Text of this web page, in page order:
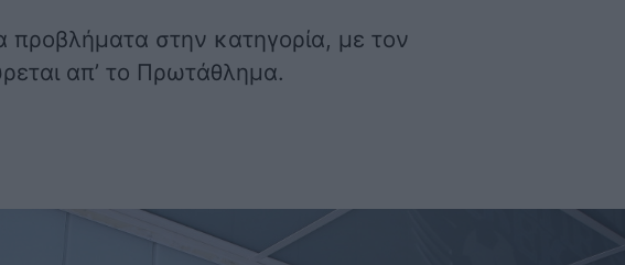
προβλήματα στην κατηγορία, με τον
απ’ το Πρωτάθλημα.